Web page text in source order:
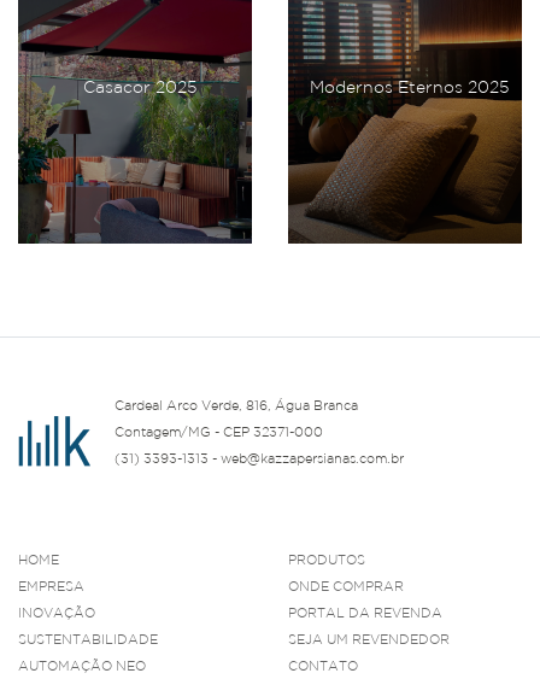
Casacor 2025 Modernos Eternos 2025
Cardeal Arco Verde, 816, Água Branca
Contagem/MG - CEP 32371-000
(31) 3393-1313 - web@kazzapersianas.com.br
HOME
EMPRESA
INOVAÇÃO
SUSTENTABILIDADE
AUTOMAÇÃO NEO
PRODUTOS
ONDE COMPRAR
PORTAL DA REVENDA
SEJA UM REVENDEDOR
CONTATO